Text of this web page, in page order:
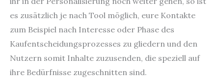
es zusätzlich je nach Tool möglich, eure Kontakte
zum Beispiel nach Interesse oder Phase des
Kaufentscheidungsprozesses zu gliedern und den
Nutzern somit Inhalte zuzusenden, die speziell auf
ihre Bedürfnisse zugeschnitten sind.